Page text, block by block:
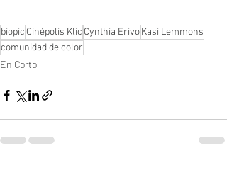
biopic Cinépolis Klic Cynthia ErivoKasi Lemmons
comunidad de color
En Corto